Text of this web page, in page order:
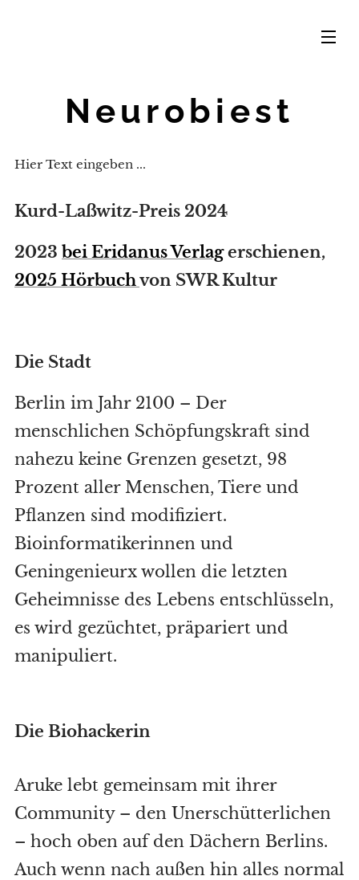
Neurobiest
Hier Text eingeben ...
Kurd-Laßwitz-Preis 2024
2023 bei Eridanus Verlagerschienen,
2025 Hörbuchvon SWR Kultur
Die Stadt
Berlin im Jahr 2100 – Der
menschlichen Schöpfungskraft sind
nahezu keine Grenzen gesetzt, 98
Prozent aller Menschen, Tiere und
Pflanzen sind modifiziert.
Bioinformatikerinnen und
Geningenieurx wollen die letzten
Geheimnisse des Lebens entschlüsseln,
es wird gezüchtet, präpariert und
manipuliert.
Die Biohackerin
Aruke lebt gemeinsam mit ihrer
Community – den Unerschütterlichen
– hoch oben auf den Dächern Berlins.
Auch wenn nach außen hin alles normal